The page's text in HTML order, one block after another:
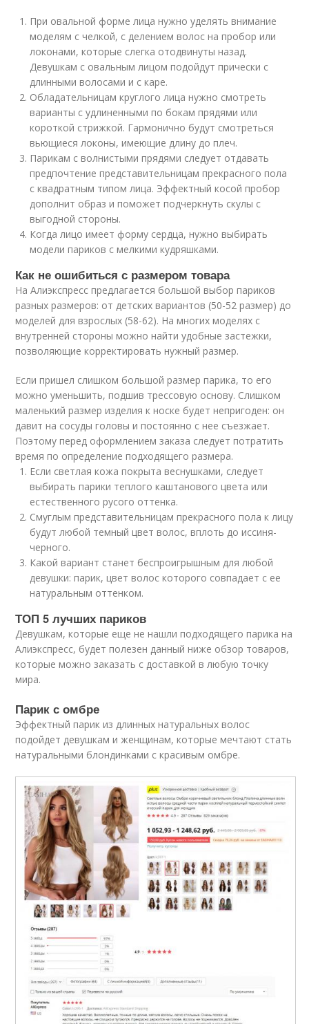
При овальной форме лица нужно уделять внимание
моделям с челкой, с делением волос на пробор или
локонами, которые слегка отодвинуты назад.
Девушкам с овальным лицом подойдут прически с
длинными волосами и с каре.
Обладательницам круглого лица нужно смотреть
варианты с удлиненными по бокам прядями или
короткой стрижкой. Гармонично будут смотреться
вьющиеся локоны, имеющие длину до плеч.
Парикам с волнистыми прядями следует отдавать
предпочтение представительницам прекрасного пола
с квадратным типом лица. Эффектный косой пробор
дополнит образ и поможет подчеркнуть скулы с
выгодной стороны.
Когда лицо имеет форму сердца, нужно выбирать
модели париков с мелкими кудряшками.
Как не ошибиться с размером товара
На Алиэкспресс предлагается большой выбор париков
разных размеров: от детских вариантов (50-52 размер) до
моделей для взрослых (58-62). На многих моделях с
внутренней стороны можно найти удобные застежки,
позволяющие корректировать нужный размер.
Если пришел слишком большой размер парика, то его
можно уменьшить, подшив трессовую основу. Слишком
маленький размер изделия к носке будет непригоден: он
давит на сосуды головы и постоянно с нее съезжает.
Поэтому перед оформлением заказа следует потратить
время по определение подходящего размера.
Если светлая кожа покрыта веснушками, следует
выбирать парики теплого каштанового цвета или
естественного русого оттенка.
Смуглым представительницам прекрасного пола к лицу
будут любой темный цвет волос, вплоть до иссиня-
черного.
Какой вариант станет беспроигрышным для любой
девушки: парик, цвет волос которого совпадает с ее
натуральным оттенком.
ТОП 5 лучших париков
Девушкам, которые еще не нашли подходящего парика на
Алиэкспресс, будет полезен данный ниже обзор товаров,
которые можно заказать с доставкой в любую точку
мира.
Парик с омбре
Эффектный парик из длинных натуральных волос
подойдет девушкам и женщинам, которые мечтают стать
натуральными блондинками с красивым омбре.